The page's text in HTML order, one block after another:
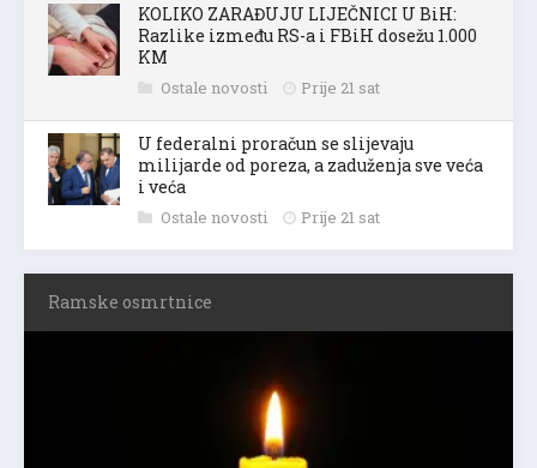
KOLIKO ZARAĐUJU LIJEČNICI U BiH:
Razlike između RS-a i FBiH dosežu 1.000
KM
Ostale novosti Prije 21 sat
U federalni proračun se slijevaju
milijarde od poreza, a zaduženja sve veća
i veća
Ostale novosti Prije 21 sat
Ramske osmrtnice